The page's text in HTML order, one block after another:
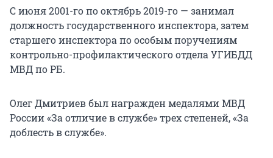
С июня 2001-го по октябрь 2019-го — занимал
должность государственного инспектора, затем
старшего инспектора по особым поручениям
контрольно-профилактического отдела УГИБДД
МВД по РБ.
Олег Дмитриев был награжден медалями МВД
России «За отличие в службе» трех степеней, «За
доблесть в службе».